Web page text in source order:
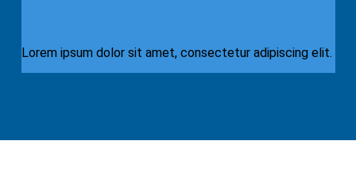
Lorem ipsum dolor sit amet, consectetur adipiscing elit.